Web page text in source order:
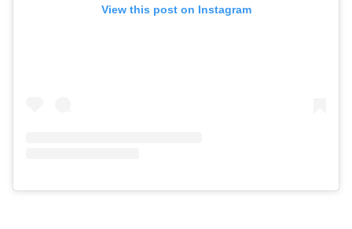
View this post on Instagram